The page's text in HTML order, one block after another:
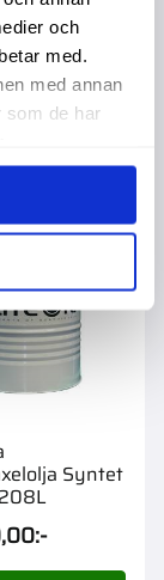
och
med.
med annan
som de har
Syntet
:-
I